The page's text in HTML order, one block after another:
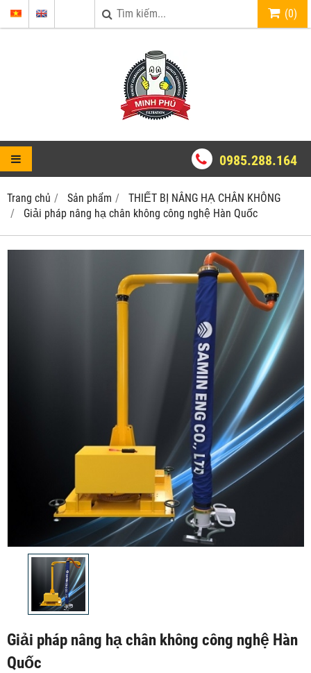
(0)
0985.288.164
Trang chủ Sản phẩm
THIẾT BỊ NÂNG HẠ CHÂN KHÔNG
Giải pháp nâng hạ chân không công nghệ Hàn Quốc
Giải pháp nâng hạ chân không công nghệ Hàn
Quốc